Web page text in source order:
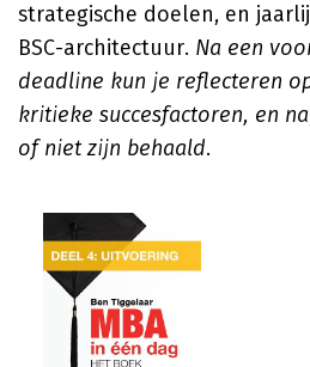
strategische doelen, en
BSC-architectuur. Na een
deadline kun je reflecteren
kritieke succesfactoren, en
of niet zijn behaald.